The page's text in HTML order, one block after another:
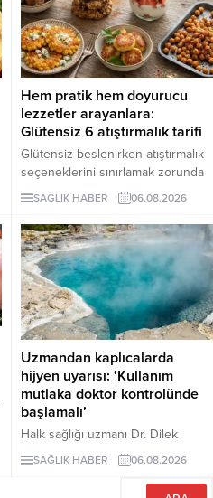
Hem pratik hem doyurucu
lezzetler arayanlara:
Glütensiz 6 atıştırmalık tarifi
Glütensiz beslenirken atıştırmalık
seçeneklerini sınırlamak zorunda
değilsiniz. Evde kolayca
hazırlayabileceğiniz bu 5 glütensiz
tarif, hem pratik hem de lezzetli
alternatifler sunuyor.
SAĞLIK HABER 06.08.2026
Uzmandan kaplıcalarda
hijyen uyarısı: ‘Kullanım
mutlaka doktor kontrolünde
başlamalı’
Halk sağlığı uzmanı Dr. Dilek
Aslan, kaplıcaların kas ve iskelet
sistemi rahatsızlıkları ile stresin
SAĞLIK HABER 06.08.2026